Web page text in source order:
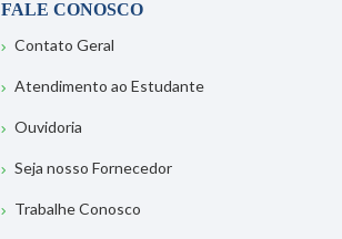
FALE CONOSCO
Contato Geral
Atendimento ao Estudante
Ouvidoria
Seja nosso Fornecedor
Trabalhe Conosco